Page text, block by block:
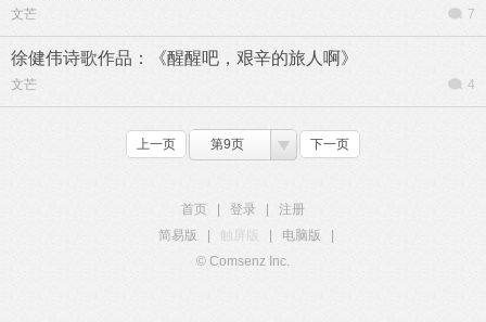
文芒 7
徐健伟诗歌作品：《醒醒吧，艰辛的旅人啊》
文芒 4
上一页 第9页 下一页
首页 登录
注册
简易版
触屏版 电脑版
© Comsenz Inc.